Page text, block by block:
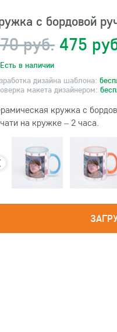
с бордовой
руб. 475
Есть в наличии
дизайна шаблона:
макета дизайнером:
кружка с
на кружке – 2 часа.